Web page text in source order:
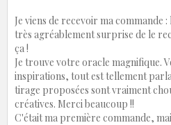
Je viens de recevoir ma commande
très agréablement surprise de le
ça !
Je trouve votre oracle magnifique.
inspirations, tout est tellement
tirage proposées sont vraiment
créatives. Merci beaucoup !!
C'était ma première commande,